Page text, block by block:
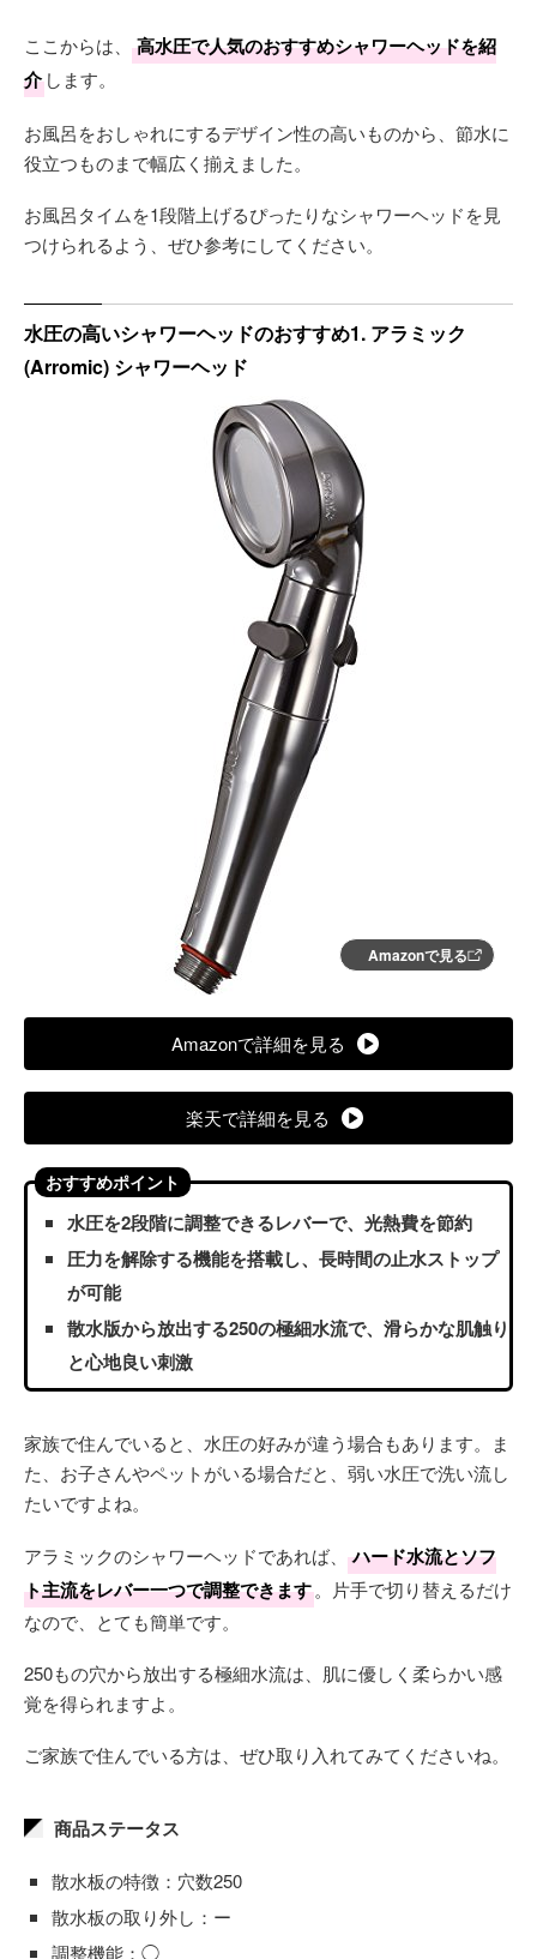
ここからは、
高水圧で人気のおすすめシャワーヘッドを紹
介 します。
お風呂をおしゃれにするデザイン性の高いものから、節水に
役立つものまで幅広く揃えました。
お風呂タイムを1段階上げるぴったりなシャワーヘッドを見
つけられるよう、ぜひ参考にしてください。
水圧の高いシャワーヘッドのおすすめ1. アラミック
(Arromic) シャワーヘッド
Amazonで見る
Amazonで詳細を見る
楽天で詳細を見る
おすすめポイント
水圧を2段階に調整できるレバーで、光熱費を節約
圧力を解除する機能を搭載し、長時間の止水ストップ
が可能
散水版から放出する250の極細水流で、滑らかな肌触り
と心地良い刺激
家族で住んでいると、水圧の好みが違う場合もあります。ま
た、お子さんやペットがいる場合だと、弱い水圧で洗い流し
たいですよね。
アラミックのシャワーヘッドであれば、
ハード水流とソフ
ト主流をレバー一つで調整できます。片手で切り替えるだけ
なので、とても簡単です。
250もの穴から放出する極細水流は、肌に優しく柔らかい感
覚を得られますよ。
ご家族で住んでいる方は、ぜひ取り入れてみてくださいね。
商品ステータス
散水板の特徴：穴数250
散水板の取り外し：ー
調整機能：◯